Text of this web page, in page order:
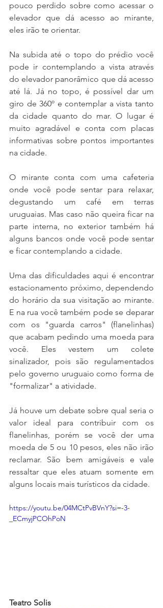
pouco perdido sobre como acessar o
elevador que dá acesso ao mirante,
eles irão te orientar.
Na subida até o topo do prédio você
pode ir contemplando a vista através
do elevador panorâmico que dá acesso
até lá. Já no topo, é possível dar um
giro de 360º e contemplar a vista tanto
da cidade quanto do mar. O lugar é
muito agradável e conta com placas
informativas sobre pontos importantes
na cidade.
O mirante conta com uma cafeteria
onde você pode sentar para relaxar,
degustando um café em terras
uruguaias. Mas caso não queira ficar na
parte interna, no exterior também há
alguns bancos onde você pode sentar
e ficar contemplando a cidade.
Uma das dificuldades aqui é encontrar
estacionamento próximo, dependendo
do horário da sua visitação ao mirante.
E na rua você também pode se deparar
com os "guarda carros" (flanelinhas)
que acabam pedindo uma moeda para
você. Eles vestem um colete
sinalizador, pois são regulamentados
pelo governo uruguaio como forma de
"formalizar" a atividade.
Já houve um debate sobre qual seria o
valor ideal para contribuir com os
flanelinhas, porém se você der uma
moeda de 5 ou 10 pesos, eles não irão
reclamar. São bem amigáveis e vale
ressaltar que eles atuam somente em
alguns locais mais turísticos da cidade.
https://youtu.be/04MCtPvBVnY?si=-3-
_ECmyjPCOhPoN
Teatro Solis